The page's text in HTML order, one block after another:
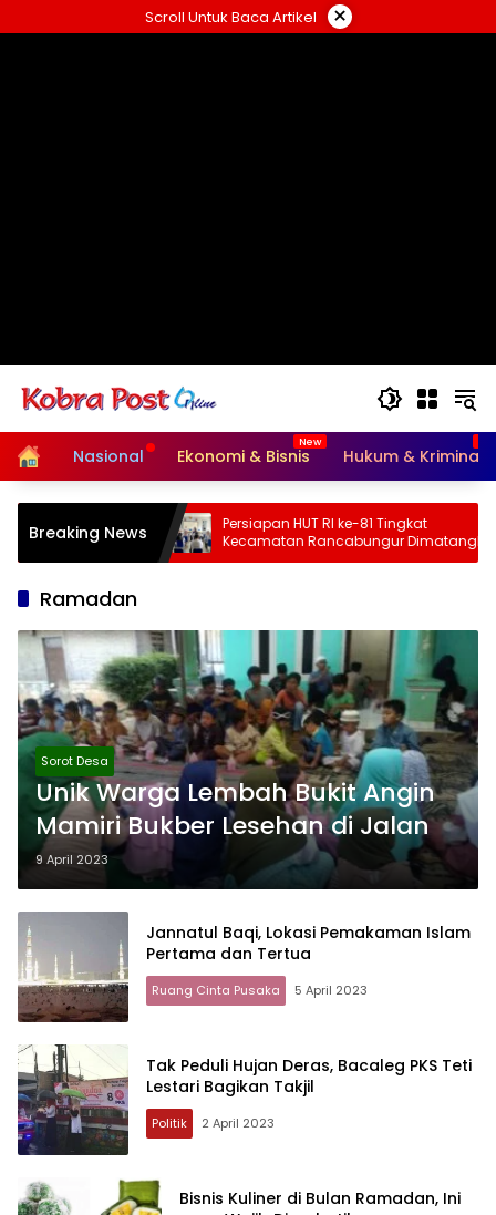
ke
Scroll Untuk Baca Artikel ×
HomeNasional Ekonomi & Bisnis Hukum & Kriminal
Breaking News
3 Juli-
Kemensos
Daftar Daerah
Persiapan HUT RI ke-81 Tingkat
Kecamatan Rancabungur Dimatangkan
di Desa Cimulang, Libatkan Seluruh
Ramadan
Sorot Desa
Unik Warga Lembah Bukit Angin
Mamiri Bukber Lesehan di Jalan
9 April 2023
Jannatul Baqi, Lokasi Pemakaman Islam
Pertama dan Tertua
Ruang Cinta Pusaka 5 April 2023
Tak Peduli Hujan Deras, Bacaleg PKS Teti
Lestari Bagikan Takjil
Politik 2 April 2023
Bisnis Kuliner di Bulan Ramadan, Ini